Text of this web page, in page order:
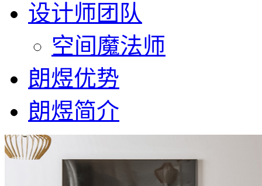
设计师团队
空间魔法师
朗煜优势
朗煜简介